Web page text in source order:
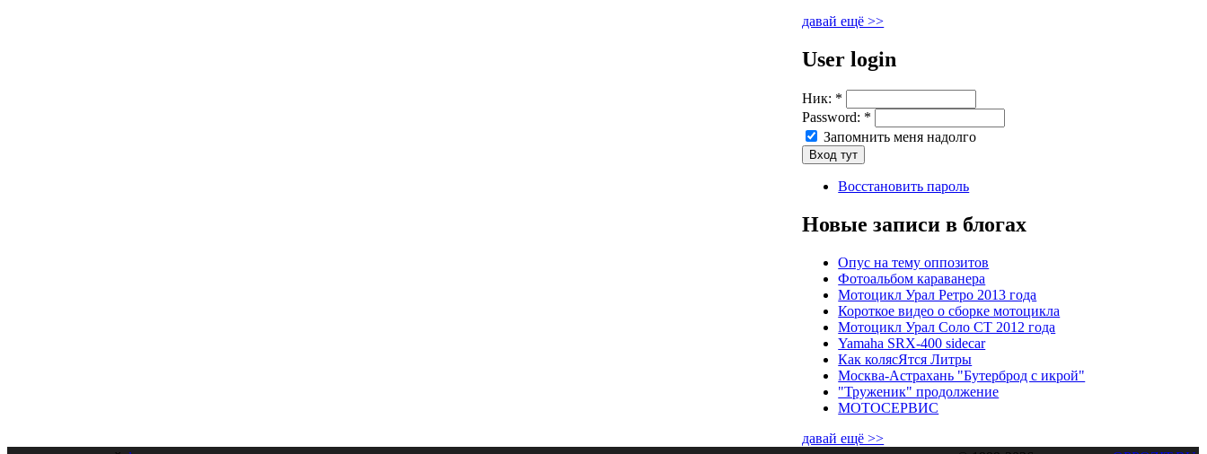
давай ещё >>
User login
Ник: *
Password: *
Запомнить меня надолго
Восстановить пароль
Новые записи в блогах
Опус на тему оппозитов
Фотоальбом караванера
Мотоцикл Урал Ретро 2013 года
Короткое видео о сборке мотоцикла
Мотоцикл Урал Соло СТ 2012 года
Yamaha SRX-400 sidecar
Как колясЯтся Литры
Москва-Астрахань "Бутерброд с икрой"
"Труженик" продолжение
МОТОСЕРВИС
давай ещё >>